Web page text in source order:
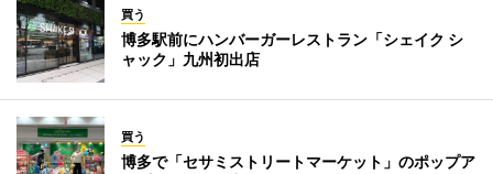
買う
博多駅前にハンバーガーレストラン「シェイク シ
ャック」九州初出店
買う
博多で「セサミストリートマーケット」のポップア